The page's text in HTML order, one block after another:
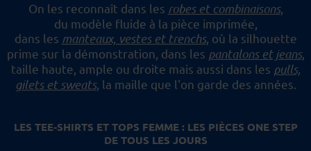
On les reconnaît dans les robes et combinaisons,
du modèle fluide à la pièce imprimée,
dans les manteaux, vestes et trenchs, où la silhouette
prime sur la démonstration, dans les pantalons et jeans,
taille haute, ample ou droite mais aussi dans les pulls,
gilets et sweats, la maille que l'on garde des années.
LES TEE-SHIRTS ET TOPS FEMME : LES PIÈCES ONE STEP
DE TOUS LES JOURS